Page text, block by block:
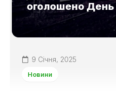
оголошено
9 Січня, 2025
Новини